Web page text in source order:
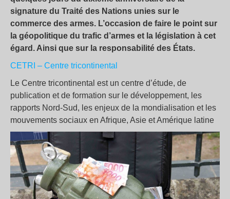
signature du Traité des Nations unies sur le
commerce des armes. L’occasion de faire le point sur
la géopolitique du trafic d’armes et la législation à cet
égard. Ainsi que sur la responsabilité des États.
CETRI – Centre tricontinental
Le Centre tricontinental est un centre d’étude, de
publication et de formation sur le développement, les
rapports Nord-Sud, les enjeux de la mondialisation et les
mouvements sociaux en Afrique, Asie et Amérique latine